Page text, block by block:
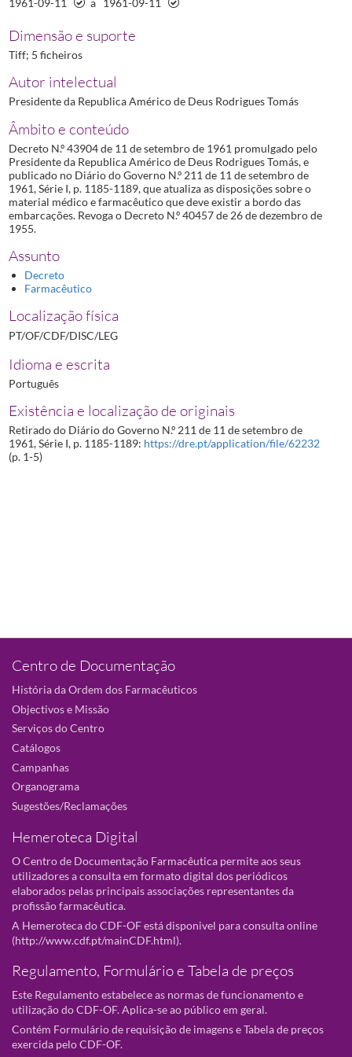
Dimensão e suporte
Tiff; 5 ficheiros
Autor intelectual
Presidente da Republica Américo de Deus Rodrigues Tomás
Âmbito e conteúdo
Decreto N.º 43904 de 11 de setembro de 1961 promulgado pelo
Presidente da Republica Américo de Deus Rodrigues Tomás, e
publicado no Diário do Governo N.º 211 de 11 de setembro de
1961, Série I, p. 1185-1189, que atualiza as disposições sobre o
material médico e farmacêutico que deve existir a bordo das
embarcações. Revoga o Decreto N.º 40457 de 26 de dezembro de
1955.
Assunto
Decreto
Farmacêutico
Localização física
PT/OF/CDF/DISC/LEG
Idioma e escrita
Português
Existência e localização de originais
Retirado do Diário do Governo N.º 211 de 11 de setembro de
1961, Série I, p. 1185-1189: https://dre.pt/application/file/62232
(p. 1-5)
Centro de Documentação
História da Ordem dos Farmacêuticos
Objectivos e Missão
Serviços do Centro
Catálogos
Campanhas
Organograma
Sugestões/Reclamações
Hemeroteca Digital
O Centro de Documentação Farmacêutica permite aos seus
utilizadores a consulta em formato digital dos periódicos
elaborados pelas principais associações representantes da
profissão farmacêutica.
A Hemeroteca do CDF-OF está disponivel para consulta online
(http://www.cdf.pt/mainCDF.html).
Regulamento, Formulário e Tabela de preços
Este Regulamento estabelece as normas de funcionamento e
utilização do CDF-OF. Aplica-se ao público em geral.
Contém Formulário de requisição de imagens e Tabela de preços
exercida pelo CDF-OF.